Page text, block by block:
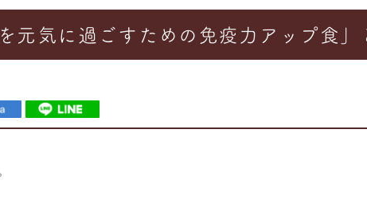
を元気に過ごすための免疫力アップ食」